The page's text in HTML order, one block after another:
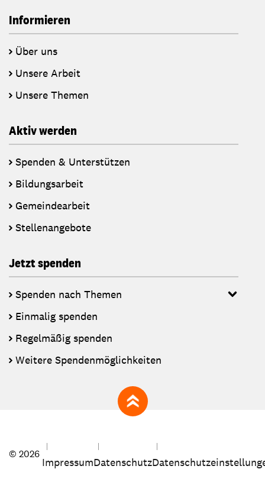
Informieren
Über uns
Unsere Arbeit
Unsere Themen
Aktiv werden
Spenden & Unterstützen
Bildungsarbeit
Gemeindearbeit
Stellenangebote
Jetzt spenden
Spenden nach Themen
Einmalig spenden
Regelmäßig spenden
Weitere Spendenmöglichkeiten
zum Seitenanfang
© 2026
ImpressumDatenschutz